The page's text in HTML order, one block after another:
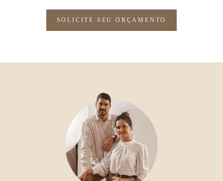
SOLICITE SEU ORÇAMENTO